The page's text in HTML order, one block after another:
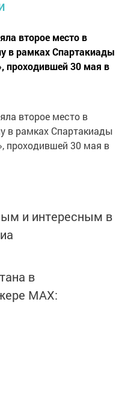
второе место в
в рамках Спартакиады
проходившей 30 мая в
второе место в
в рамках Спартакиады
проходившей 30 мая в
и интересным в
в
MАХ: